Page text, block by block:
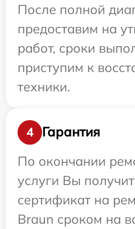
После полной
предоставим на
работ, сроки
приступим к
техники.
4
Гарантия
По окончании
услуги Вы
сертификат на
Braun сроком на